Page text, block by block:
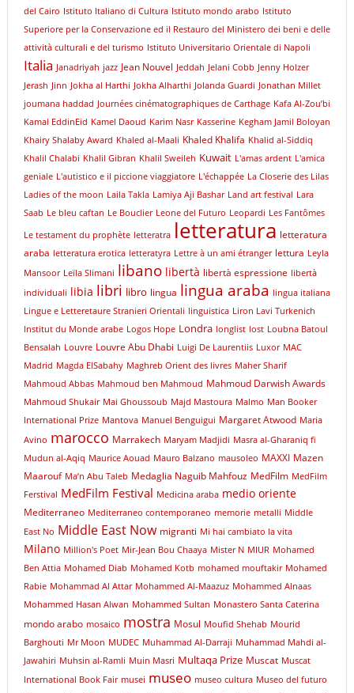
del Cairo Istituto Italiano di Cultura Istituto mondo arabo Istituto
Superiore per la Conservazione ed il Restauro del Ministero dei beni e delle
attività culturali e del turismo Istituto Universitario Orientale di Napoli
Italia Janadriyah jazz Jean Nouvel Jeddah Jelani Cobb Jenny Holzer
Jerash Jinn Jokha al Harthi Jokha Alharthi Jolanda Guardi Jonathan Millet
joumana haddad Journées cinématographiques de Carthage Kafa Al-Zou’bi
Kamal EddinEid Kamel Daoud Karim Nasr Kasserine Kegham Jamil Boloyan
Khairy Shalaby Award Khaled al-Maali Khaled Khalifa Khalid al-Siddiq
Khalil Chalabi Khalil Gibran Khalil Sweileh Kuwait L'amas ardent L'amica
geniale L'autistico e il piccione viaggiatore L'échappée La Closerie des Lilas
Ladies of the moon Laila Takla Lamiya Aji Bashar Land art festival Lara
Saab Le bleu caftan Le Bouclier Leone del Futuro Leopardi Les Fantômes
Le testament du prophète letteratra letteratura letteratura
araba letteratura erotica letteratyra Lettre à un ami étranger lettura Leyla
Mansoor Leïla Slimani libano libertà libertà espressione libertà
individuali libia libri libro lingua lingua araba lingua italiana
Lingue e Letteretaure Stranieri Orientali linguistica Liron Lavi Turkenich
lnstitut du Monde arabe Logos Hope Londra longlist lost Loubna Batoul
Bensalah Louvre Louvre Abu Dhabi Luigi De Laurentiis Luxor MAC
Madrid Magda ElSabahy Maghreb Orient des livres Maher Sharif
Mahmoud Abbas Mahmoud ben Mahmoud Mahmoud Darwish Awards
Mahmoud Shukair Mai Ghoussoub Majd Mastoura Malmo Man Booker
International Prize Mantova Manuel Benguigui Margaret Atwood Maria
Avino marocco Marrakech Maryam Madjidi Masra al-Gharaniq fi
Mudun al-Aqiq Maurice Aouad Mauro Balzano mausoleo MAXXI Mazen
Maarouf Ma’n Abu Taleb Medaglia Naguib Mahfouz MedFilm MedFilm
Ferstival MedFilm Festival Medicina araba medio oriente
Mediterraneo Mediterraneo contemporaneo memorie metalli Middle
East No Middle East Now migranti Mi hai cambiato la vita
Milano Million's Poet Mir-Jean Bou Chaaya Mister N MIUR Mohamed
Ben Attia Mohamed Diab Mohamed Kotb mohamed mouftakir Mohamed
Rabie Mohammad Al Attar Mohammed Al-Maazuz Mohammed Alnaas
Mohammed Hasan Alwan Mohammed Sultan Monastero Santa Caterina
mondo arabo mosaico mostra Mosul Moufid Shehab Mourid
Barghouti Mr Moon MUDEC Muhammad Al-Darraji Muhammad Mahdi al-
Jawahiri Muhsin al-Ramli Muin Masri Multaqa Prize Muscat Muscat
International Book Fair musei museo museo cultura Museo del futuro